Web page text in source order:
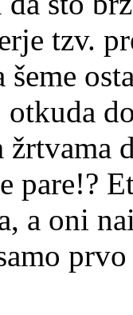
tzv.
šeme
pare!?
a oni